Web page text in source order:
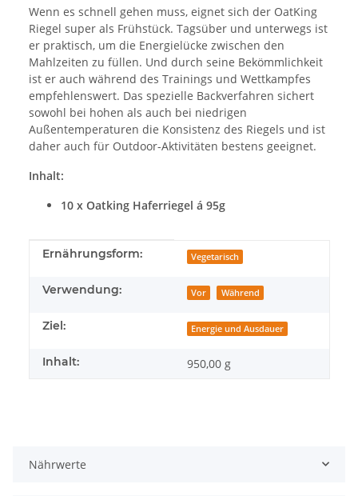
Wenn es schnell gehen muss, eignet sich der OatKing
Riegel super als Frühstück. Tagsüber und unterwegs ist
er praktisch, um die Energielücke zwischen den
Mahlzeiten zu füllen. Und durch seine Bekömmlichkeit
ist er auch während des Trainings und Wettkampfes
empfehlenswert. Das spezielle Backverfahren sichert
sowohl bei hohen als auch bei niedrigen
Außentemperaturen die Konsistenz des Riegels und ist
daher auch für Outdoor-Aktivitäten bestens geeignet.
Inhalt:
10 x Oatking Haferriegel á 95g
Produkteigenschaft
Wert
Ernährungsform: Vegetarisch
Verwendung: Vor Während
Ziel: Energie und Ausdauer
Inhalt: 950,00 g
Nährwerte